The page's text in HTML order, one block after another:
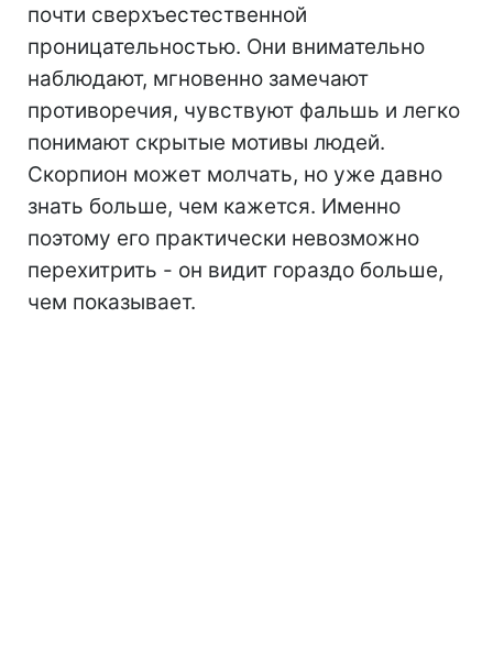
почти сверхъестественной
проницательностью. Они внимательно
наблюдают, мгновенно замечают
противоречия, чувствуют фальшь и легко
понимают скрытые мотивы людей.
Скорпион может молчать, но уже давно
знать больше, чем кажется. Именно
поэтому его практически невозможно
перехитрить - он видит гораздо больше,
чем показывает.